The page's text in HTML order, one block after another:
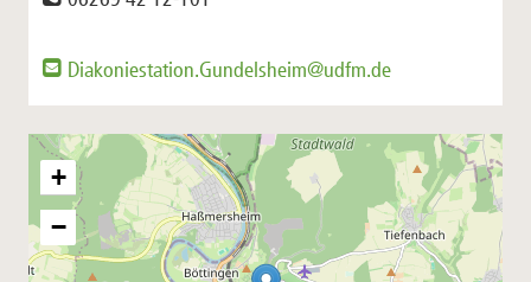
Diakoniestation.Gundelsheim@udfm.de
+
−